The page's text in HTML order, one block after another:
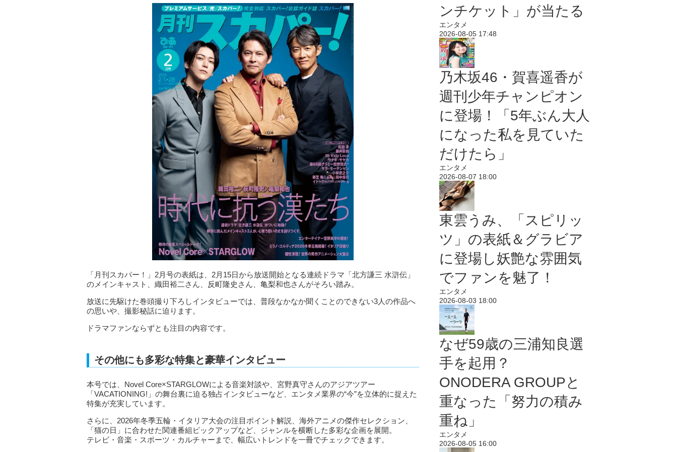
「月刊スカパー！」2月号の表紙は、2月15日から放送開始となる連続ドラマ「北方謙三 水滸伝」
のメインキャスト、織田裕二さん、反町隆史さん、亀梨和也さんがそろい踏み。
放送に先駆けた巻頭撮り下ろしインタビューでは、普段なかなか聞くことのできない3人の作品へ
の思いや、撮影秘話に迫ります。
ドラマファンならずとも注目の内容です。
その他にも多彩な特集と豪華インタビュー
本号では、Novel Core×STARGLOWによる音楽対談や、宮野真守さんのアジアツアー
「VACATIONING!」の舞台裏に迫る独占インタビューなど、エンタメ業界の“今”を立体的に捉えた
特集が充実しています。
さらに、2026年冬季五輪・イタリア大会の注目ポイント解説、海外アニメの傑作セレクション、
「猫の日」に合わせた関連番組ピックアップなど、ジャンルを横断した多彩な企画を展開。
テレビ・音楽・スポーツ・カルチャーまで、幅広いトレンドを一冊でチェックできます。
ンチケット」が当たる
エンタメ
2026-08-05 17:48
乃木坂46・賀喜遥香が
週刊少年チャンピオン
に登場！「5年ぶん大人
になった私を見ていた
だけたら」
エンタメ
2026-08-07 18:00
東雲うみ、「スピリッ
ツ」の表紙＆グラビア
に登場し妖艶な雰囲気
でファンを魅了！
エンタメ
2026-08-03 18:00
なぜ59歳の三浦知良選
手を起用？
ONODERA GROUPと
重なった「努力の積み
重ね」
エンタメ
2026-08-05 16:00